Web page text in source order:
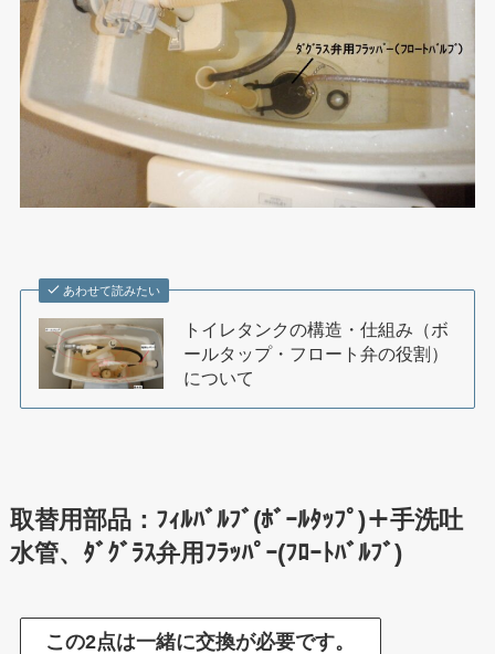
あわせて読みたい
トイレタンクの構造・仕組み（ボ
ールタップ・フロート弁の役割）
について
取替用部品：ﾌｨﾙﾊﾞﾙﾌﾞ(ﾎﾞｰﾙﾀｯﾌﾟ)＋手洗吐
水管、ﾀﾞｸﾞﾗｽ弁用ﾌﾗｯﾊﾟｰ(ﾌﾛｰﾄﾊﾞﾙﾌﾞ)
この2点は一緒に交換が必要です。